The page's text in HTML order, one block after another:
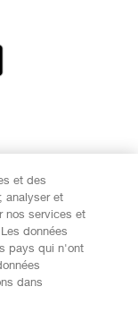
et des
analyser et
nos services et
données
pays qui n'ont
dans